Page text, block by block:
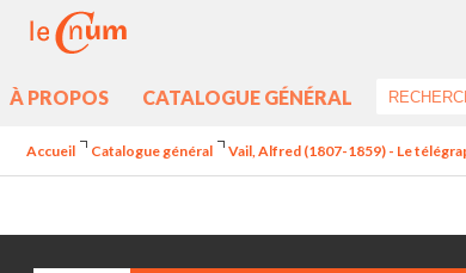
À PROPOS CATALOGUE GÉNÉRAL
Accueil Catalogue général Vail, Alfred (1807-1859) - Le